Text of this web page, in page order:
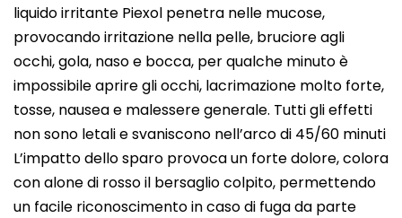
liquido irritante Piexol penetra nelle mucose,
provocando irritazione nella pelle, bruciore agli
occhi, gola, naso e bocca, per qualche minuto è
impossibile aprire gli occhi, lacrimazione molto forte,
tosse, nausea e malessere generale. Tutti gli effetti
non sono letali e svaniscono nell’arco di 45/60 minuti
L’impatto dello sparo provoca un forte dolore, colora
con alone di rosso il bersaglio colpito, permettendo
un facile riconoscimento in caso di fuga da parte